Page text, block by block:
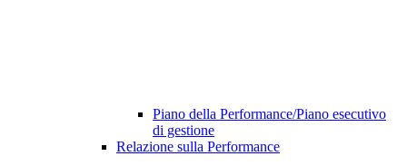
Piano della Performance/Piano esecutivo
di gestione
Relazione sulla Performance